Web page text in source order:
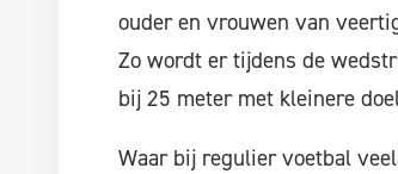
ouder en vrouwen van
Zo wordt er tijdens de
bij 25 meter met kleinere
Waar bij regulier voetbal